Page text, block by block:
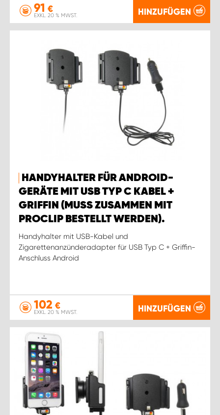
91 €
EXKL. 20 % MWST. HINZUFÜGEN
HANDYHALTER FÜR ANDROID-
GERÄTE MIT USB TYP C KABEL +
GRIFFIN (MUSS ZUSAMMEN MIT
PROCLIP BESTELLT WERDEN).
Handyhalter mit USB-Kabel und
Zigarettenanzünderadapter für USB Typ C + Griffin-
Anschluss Android
102 €
EXKL. 20 % MWST. HINZUFÜGEN